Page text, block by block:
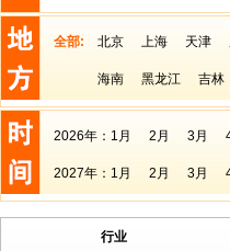
全部: 北京 上海 天津
海南 黑龙江 吉林
2026年： 1月 2月 3月
2027年： 1月 2月 3月
行业